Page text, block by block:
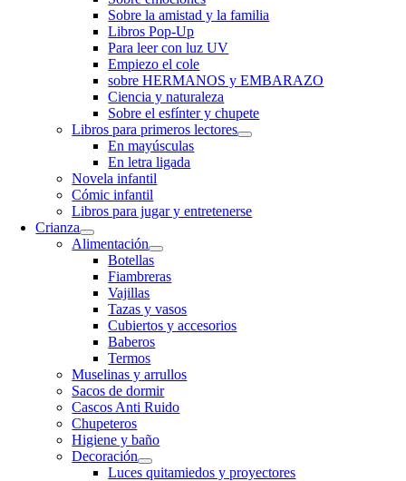
Sobre la amistad y la familia
Libros Pop-Up
Para leer con luz UV
Empiezo el cole
sobre HERMANOS y EMBARAZO
Ciencia y naturaleza
Sobre el esfínter y chupete
Libros para primeros lectores
En mayúsculas
En letra ligada
Novela infantil
Cómic infantil
Libros para jugar y entretenerse
Crianza
Alimentación
Botellas
Fiambreras
Vajillas
Tazas y vasos
Cubiertos y accesorios
Baberos
Termos
Muselinas y arrullos
Sacos de dormir
Cascos Anti Ruido
Chupeteros
Higiene y baño
Decoración
Luces quitamiedos y proyectores